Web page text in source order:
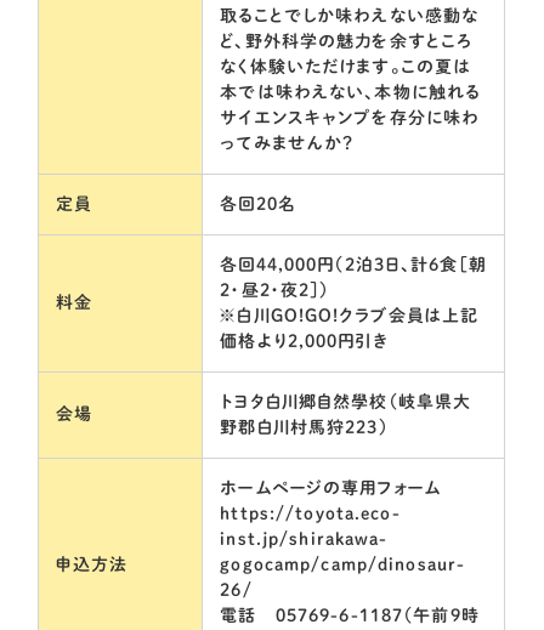
取ることでしか味わえない感動な
ど、野外科学の魅力を余すところ
なく体験いただけます。この夏は
本では味わえない、本物に触れる
サイエンスキャンプを存分に味わ
ってみませんか？
定員 各回20名
料金
各回44,000円（2泊3日、計6食［朝
2・昼2・夜2］）
※白川GO!GO!クラブ会員は上記
価格より2,000円引き
会場
トヨタ白川郷自然學校（岐阜県大
野郡白川村馬狩223）
申込方法
ホームページの専用フォーム
https://toyota.eco-
inst.jp/shirakawa-
gogocamp/camp/dinosaur-
26/
電話 05769-6-1187（午前9時